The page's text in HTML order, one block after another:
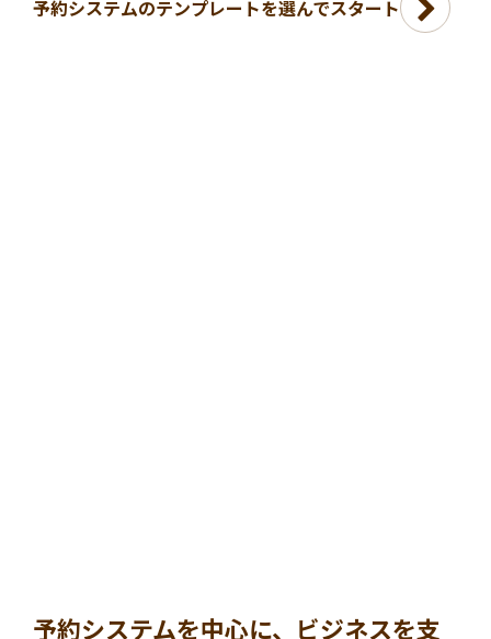
予約システムのテンプレートを選んでスタート
予約システムを中心に、ビジネスを支